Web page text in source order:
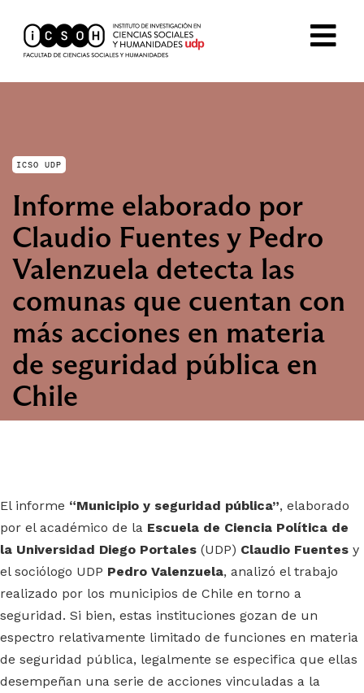
ICSO UDP
Informe elaborado por
Claudio Fuentes y Pedro
Valenzuela detecta las
comunas que cuentan con
más acciones en materia
de seguridad pública en
Chile
El informe “Municipio y seguridad pública”, elaborado
por el académico de la Escuela de Ciencia Política de
la Universidad Diego Portales (UDP) Claudio Fuentes y
el sociólogo UDP Pedro Valenzuela, analizó el trabajo
realizado por los municipios de Chile en torno a
seguridad. Si bien, estas instituciones gozan de un
espectro relativamente limitado de funciones en materia
de seguridad pública, legalmente se especifica que ellas
desempeñan una serie de acciones vinculadas a la